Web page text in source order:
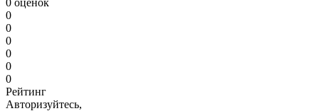
0 оценок
0
0
0
0
0
0
Рейтинг
Авторизуйтесь,